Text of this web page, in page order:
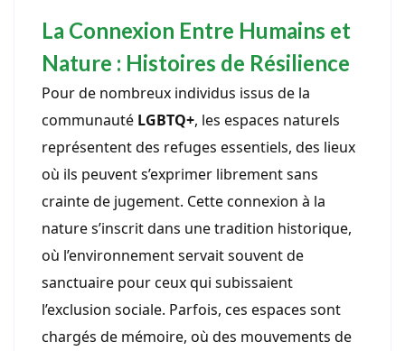
La Connexion Entre Humains et
Nature : Histoires de Résilience
Pour de nombreux individus issus de la
communauté LGBTQ+, les espaces naturels
représentent des refuges essentiels, des lieux
où ils peuvent s’exprimer librement sans
crainte de jugement. Cette connexion à la
nature s’inscrit dans une tradition historique,
où l’environnement servait souvent de
sanctuaire pour ceux qui subissaient
l’exclusion sociale. Parfois, ces espaces sont
chargés de mémoire, où des mouvements de